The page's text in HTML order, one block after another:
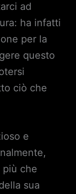
ad
ha infatti
per la
questo
ciò che
e
più che
sua